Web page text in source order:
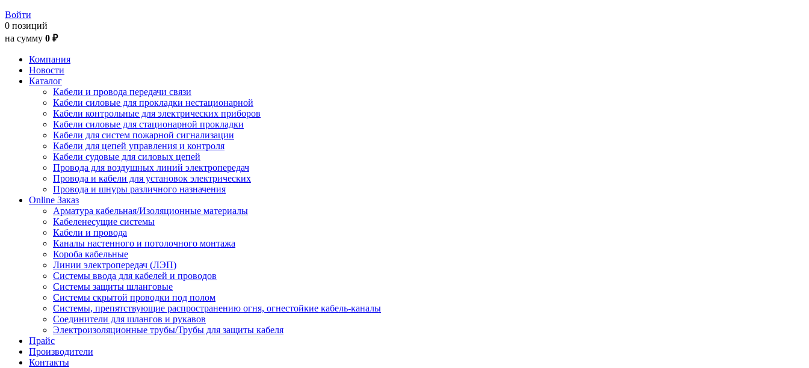
Войти
0 позиций
на сумму 0 ₽
Компания
Новости
Каталог
Кабели и провода передачи связи
Кабели силовые для прокладки нестационарной
Кабели контрольные для электрических приборов
Кабели силовые для стационарной прокладки
Кабели для систем пожарной сигнализации
Кабели для цепей управления и контроля
Кабели судовые для силовых цепей
Провода для воздушных линий электропередач
Провода и кабели для установок электрических
Провода и шнуры различного назначения
Online Заказ
Арматура кабельная/Изоляционные материалы
Кабеленесущие системы
Кабели и провода
Каналы настенного и потолочного монтажа
Короба кабельные
Линии электропередач (ЛЭП)
Системы ввода для кабелей и проводов
Системы защиты шланговые
Системы скрытой проводки под полом
Системы, препятствующие распространению огня, огнестойкие кабель-каналы
Соединители для шлангов и рукавов
Электроизоляционные трубы/Трубы для защиты кабеля
Прайс
Производители
Контакты